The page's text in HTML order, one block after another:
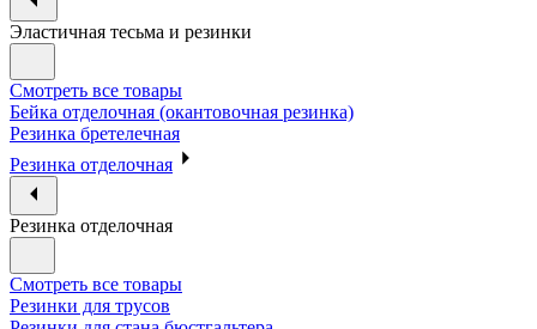
Эластичная тесьма и резинки
Смотреть все товары
Бейка отделочная (окантовочная резинка)
Резинка бретелечная
Резинка отделочная
Резинка отделочная
Смотреть все товары
Резинки для трусов